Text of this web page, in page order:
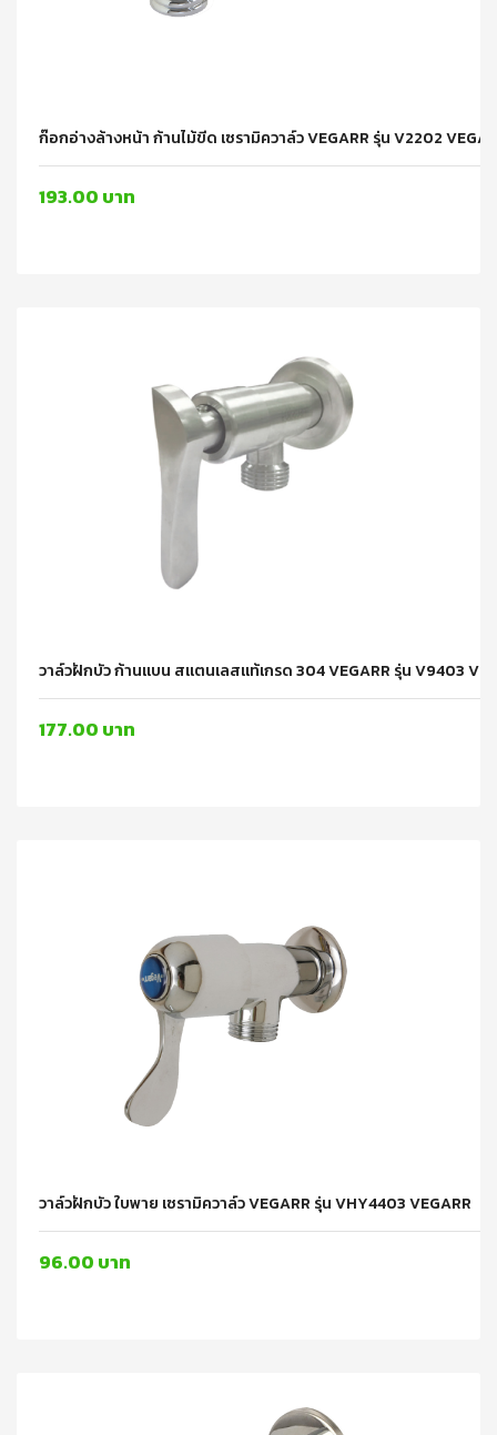
ก๊อกอ่างล้างหน้า ก้านไม้ขีด เซรามิควาล์ว VEGARR รุ่น V2202
193.00 บาท
วาล์วฝักบัว ก้านแบน สแตนเลสแท้เกรด 304 VEGARR รุ่น V9403
177.00 บาท
วาล์วฝักบัว ใบพาย เซรามิควาล์ว VEGARR รุ่น VHY4403 VEGARR
96.00 บาท